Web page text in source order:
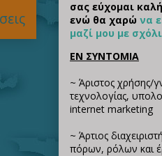
σας εύχομαι
ενώ θα χαρώ να
μαζί μου με
ΕΝ ΣΥΝΤΟΜΙΑ
~ Άριστος χρήσης/
τεχνολογίας,
internet marketing
~ Άρτιος
πόρων, ρόλων και